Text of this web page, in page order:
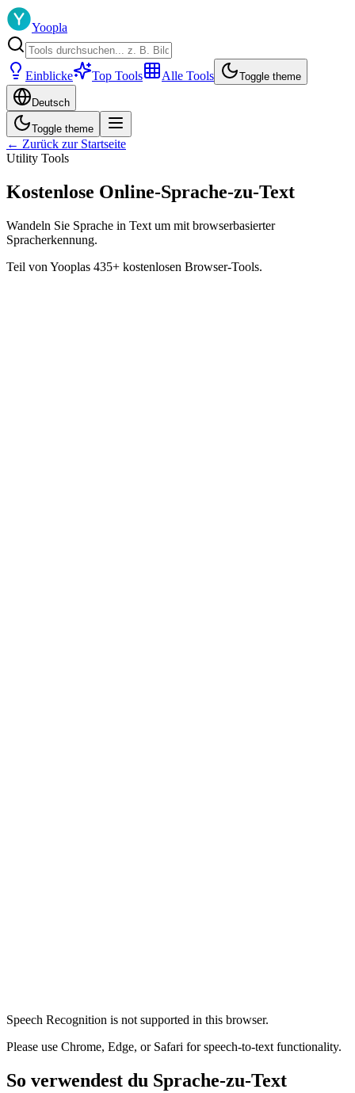
Yoopla
Einblicke Top Tools Alle Tools Toggle theme
Deutsch
Toggle theme
← Zurück zur Startseite
Utility Tools
Kostenlose Online-Sprache-zu-Text
Wandeln Sie Sprache in Text um mit browserbasierter
Spracherkennung.
Teil von Yooplas 435+ kostenlosen Browser-Tools.
Speech Recognition is not supported in this browser.
Please use Chrome, Edge, or Safari for speech-to-text functionality.
So verwendest du Sprache-zu-Text